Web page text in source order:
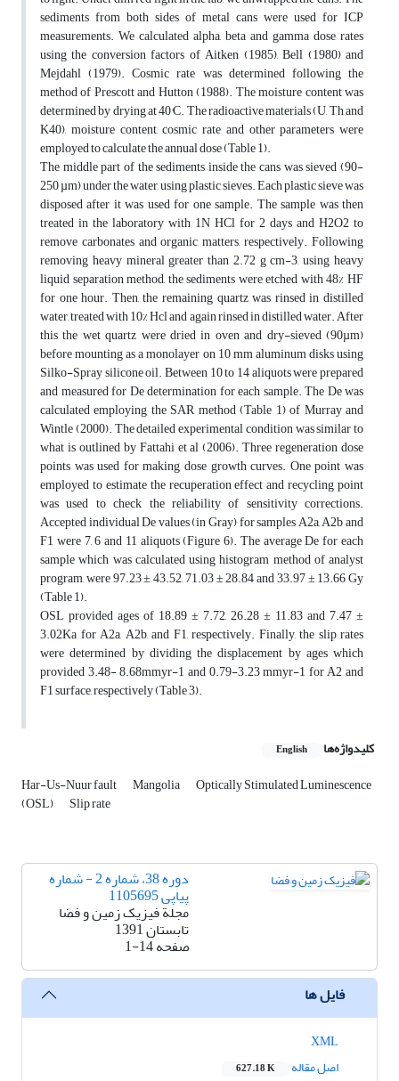
sediments from both sides of metal cans were used for ICP
measurements. We calculated alpha, beta and gamma dose rates
using the conversion factors of Aitken (1985), Bell (1980) and
Mejdahl (1979). Cosmic rate was determined following the
method of Prescott and Hutton (1988). The moisture content was
determined by drying at 40°C. The radioactive materials (U, Th and
K40), moisture content, cosmic rate and other parameters were
employed to calculate the annual dose (Table 1).
The middle part of the sediments inside the cans was sieved (90-
250 µm) under the water, using plastic sieves. Each plastic sieve was
disposed after it was used for one sample. The sample was then
treated in the laboratory with 1N HCl for 2 days and H2O2 to
remove carbonates and organic matters, respectively. Following
removing heavy mineral greater than 2.72 g cm-3, using heavy
liquid separation method, the sediments were etched with 48% HF
for one hour. Then, the remaining quartz was rinsed in distilled
water, treated with 10% Hcl and again rinsed in distilled water. After
this the wet quartz were dried in oven and dry-sieved (90µm)
before mounting as a monolayer on 10 mm aluminum disks using
Silko-Spray silicone oil. Between 10 to 14 aliquots were prepared
and measured for De determination for each sample. The De was
calculated employing the SAR method (Table 1) of Murray and
Wintle (2000). The detailed experimental condition was similar to
what is outlined by Fattahi et al (2006). Three regeneration dose
points was used for making dose growth curves. One point was
employed to estimate the recuperation effect and recycling point
was used to check the reliability of sensitivity corrections.
Accepted individual De values (in Gray) for samples A2a, A2b and
F1 were 7, 6 and 11 aliquots (Figure 6). The average De for each
sample which was calculated using histogram method of analyst
program, were 97.23 ± 43.52, 71.03 ± 28.84 and 33.97 ± 13.66 Gy
(Table 1).
OSL provided ages of 18.89 ± 7.72, 26.28 ± 11.83 and 7.47 ±
3.02Ka for A2a, A2b, and F1, respectively. Finally, the slip rates
were determined by dividing the displacement by ages which
provided 3.48- 8.68mmyr-1 and 0.79-3.23 mmyr-1 for A2 and
F1 surface, respectively (Table 3).
کلیدواژه‌ها English
Har-Us-Nuur fault Mangolia Optically Stimulated Luminescence
(OSL) Slip rate
دوره 38، شماره 2 - شماره
پیاپی 1105695
مجلة فیزیک زمین و فضا
تابستان 1391
صفحه1-14
فایل ها
اصل مقاله
627.18 K